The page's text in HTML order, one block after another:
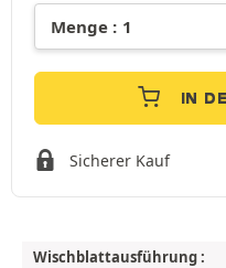
IN
Sicherer Kauf
Wischblattausführung :